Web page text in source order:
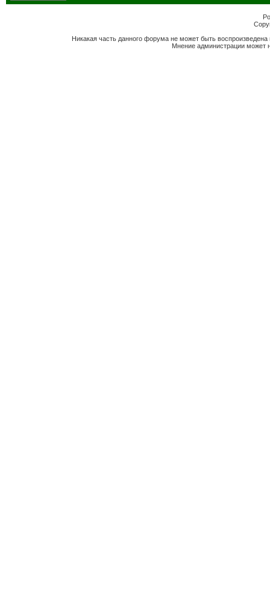
Никакая часть данного форума не может быть
Мнение администрации может